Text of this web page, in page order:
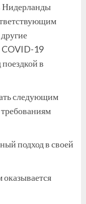
Нидерланды
COVID-19
в
следующим
подход в своей